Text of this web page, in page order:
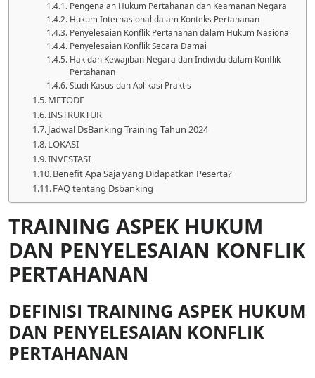
Pengenalan Hukum Pertahanan dan Keamanan Negara
Hukum Internasional dalam Konteks Pertahanan
Penyelesaian Konflik Pertahanan dalam Hukum Nasional
Penyelesaian Konflik Secara Damai
Hak dan Kewajiban Negara dan Individu dalam Konflik
Pertahanan
Studi Kasus dan Aplikasi Praktis
METODE
INSTRUKTUR
Jadwal DsBanking Training Tahun 2024
LOKASI
INVESTASI
Benefit Apa Saja yang Didapatkan Peserta?
FAQ tentang Dsbanking
TRAINING ASPEK HUKUM
DAN PENYELESAIAN KONFLIK
PERTAHANAN
DEFINISI TRAINING ASPEK HUKUM
DAN PENYELESAIAN KONFLIK
PERTAHANAN